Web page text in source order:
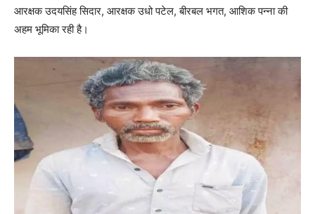
आरक्षक उदयसिंह सिदार, आरक्षक उधो पटेल, बीरबल भगत, आशिक पन्ना की
अहम भूमिका रही है।